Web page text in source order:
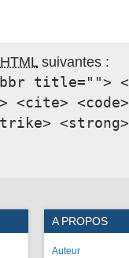
HTMLsuivantes :
title="">
<cite>
<strong>
A PROPOS
Auteur